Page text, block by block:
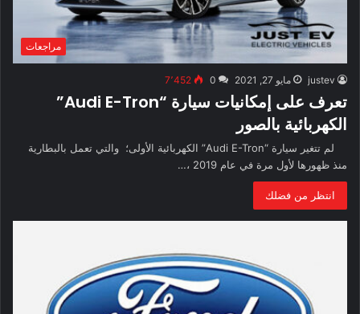
مراجعات
justev مايو 27, 2021 0 7٬452
تعرف على إمكانيات سيارة “Audi E-Tron”
الكهربائية بالصور
لم تتغير سيارة “Audi E-Tron” الكهربائية الأولى؛ والتي تعمل بالبطارية
منذ ظهورها لأول مرة في عام 2019 ،…
انتظر من فضلك